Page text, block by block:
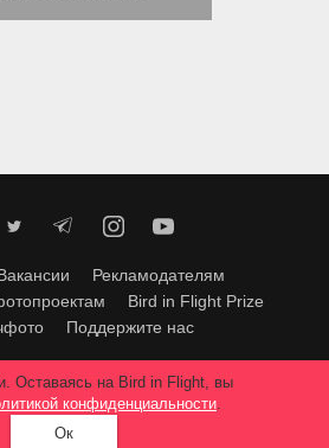
Рекламодателям
Bird in Flight Prize
Поддержите нас
допускается только с согласия
.© 2026, Bird In Flight.
Все права защищены.
Оставаясь на Bird in Flight, вы
конфиденциальности.
Ок